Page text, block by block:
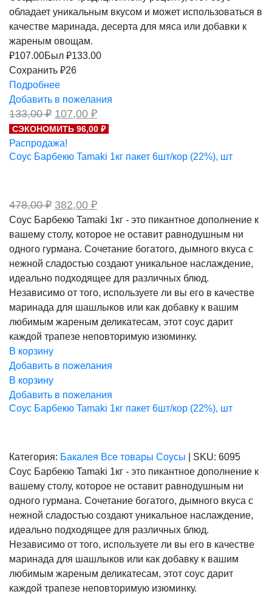
обладает уникальным вкусом и может использоваться в
качестве маринада, десерта для мяса или добавки к
жареным овощам.
₽107.00Был ₽133.00
Сохранить ₽26
Подробнее
Добавить в пожелания
133,00₽ Первоначальная
цена
составляла
133,00 ₽.
107,00 ₽Текущая
цена:
107,00 ₽.
СЭКОНОМИТЬ 96,00 ₽
Распродажа!
Соус Барбекю Tamaki 1кг пакет 6шт/кор (22%), шт
478,00₽ Первоначальная
цена
составляла
478,00 ₽.
382,00 ₽Текущая
цена:
382,00 ₽.
Соус Барбекю Tamaki 1кг - это пикантное дополнение к
вашему столу, которое не оставит равнодушным ни
одного гурмана. Сочетание богатого, дымного вкуса с
нежной сладостью создают уникальное наслаждение,
идеально подходящее для различных блюд.
Независимо от того, используете ли вы его в качестве
маринада для шашлыков или как добавку к вашим
любимым жареным деликатесам, этот соус дарит
каждой трапезе неповторимую изюминку.
В корзину
Добавить в пожелания
В корзину
Добавить в пожелания
Соус Барбекю Tamaki 1кг пакет 6шт/кор (22%), шт
Категория: Бакалея Все товары Соусы SKU: 6095
Соус Барбекю Tamaki 1кг - это пикантное дополнение к
вашему столу, которое не оставит равнодушным ни
одного гурмана. Сочетание богатого, дымного вкуса с
нежной сладостью создают уникальное наслаждение,
идеально подходящее для различных блюд.
Независимо от того, используете ли вы его в качестве
маринада для шашлыков или как добавку к вашим
любимым жареным деликатесам, этот соус дарит
каждой трапезе неповторимую изюминку.